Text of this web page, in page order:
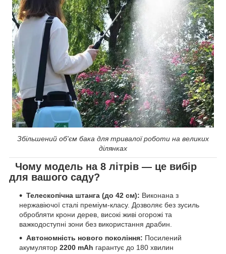
Збільшений об'єм бака для тривалої роботи на великих
ділянках
Чому модель на 8 літрів — це вибір
для вашого саду?
Телескопічна штанга (до 42 см): Виконана з
нержавіючої сталі преміум-класу. Дозволяє без зусиль
обробляти крони дерев, високі живі огорожі та
важкодоступні зони без використання драбин.
Автономність нового покоління: Посилений
акумулятор 2200 mAh гарантує до 180 хвилин